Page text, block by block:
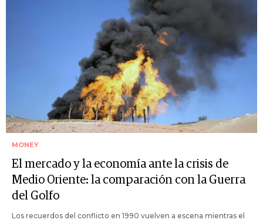
MONEY
El mercado y la economía ante la crisis de
Medio Oriente: la comparación con la Guerra
del Golfo
Los recuerdos del conflicto en 1990 vuelven a escena mientras el